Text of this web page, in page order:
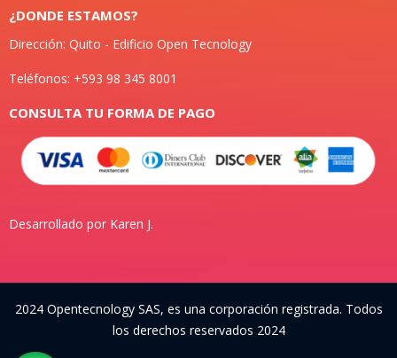
¿DONDE ESTAMOS?
Dirección: Quito - Edificio Open Tecnology
Teléfonos: +593 98 345 8001
CONSULTA TU FORMA DE PAGO
Desarrollado por Karen J.
2024 Opentecnology SAS, es una corporación registrada. Todos
los derechos reservados 2024